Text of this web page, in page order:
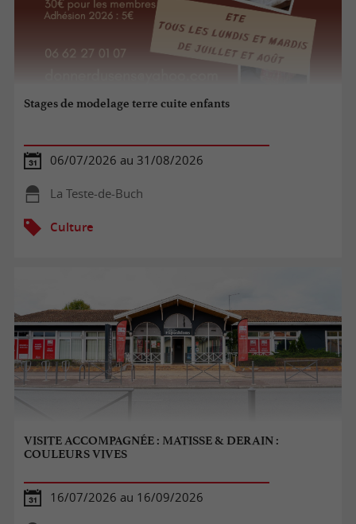
Stages de modelage terre cuite enfants
06/07/2026 au 31/08/2026
La Teste-de-Buch
Culture
VISITE ACCOMPAGNÉE : MATISSE & DERAIN :
COULEURS VIVES
16/07/2026 au 16/09/2026